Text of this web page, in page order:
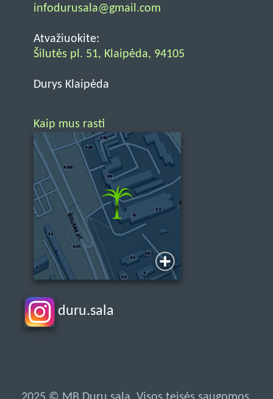
infodurusala@gmail.com
Atvažiuokite:
Šilutės pl. 51, Klaipėda, 94105
Durys Klaipėda
Kaip mus rasti
duru.sala